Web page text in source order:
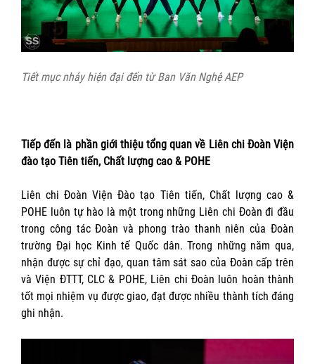
Tiết mục nhảy hiện đại đến từ Ban Văn Nghệ AEP
Tiếp đến là phần giới thiệu tổng quan về Liên chi Đoàn Viện
đào tạo Tiên tiến, Chất lượng cao & POHE
Liên chi Đoàn Viện Đào tạo Tiên tiến, Chất lượng cao &
POHE luôn tự hào là một trong những Liên chi Đoàn đi đầu
trong công tác Đoàn và phong trào thanh niên của Đoàn
trường Đại học Kinh tế Quốc dân. Trong những năm qua,
nhận được sự chỉ đạo, quan tâm sát sao của Đoàn cấp trên
và Viện ĐTTT, CLC & POHE, Liên chi Đoàn luôn hoàn thành
tốt mọi nhiệm vụ được giao, đạt được nhiều thành tích đáng
ghi nhận.